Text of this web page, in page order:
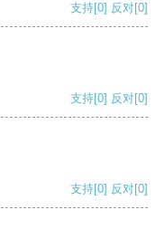
支持[0] 反对[0]
支持[0] 反对[0]
支持[0] 反对[0]